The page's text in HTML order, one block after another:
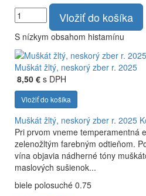
Vložiť do košíka
S nízkym obsahom histamínu
Muškát žltý, neskorý zber r. 2025
8,50 € s DPH
Vložiť do košíka
Muškát žltý, neskorý zber r. 2025
Pri prvom vneme temperamentná
zelenožltým farebným odtieňom.
vína objavia nádherné tóny
maslových sušienok...
biele polosuché 0.75